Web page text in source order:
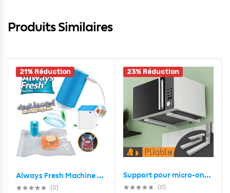
Produits Similaires
21% Réduction
Always Fresh Machine De Scellage Portable Avec 5 Sacs – جهاز تفريغ وشفط الهواء من أكياس حفظ الطعام
(0)
23% Réduction
Support pour micro-ondes pliable avec bras extensibles Charge maximale 40 kg
(0)